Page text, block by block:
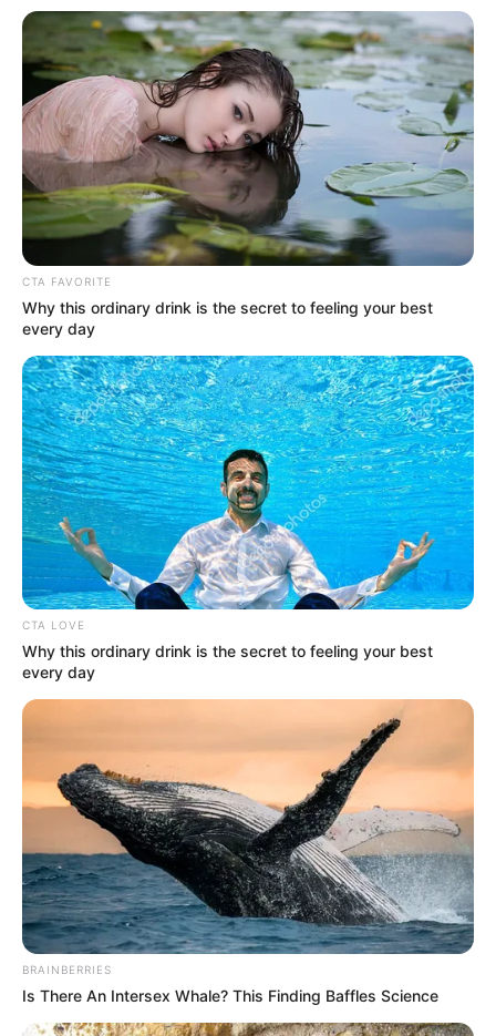
CTA FAVORITE
Why this ordinary drink is the secret to feeling your best
every day
CTA LOVE
Why this ordinary drink is the secret to feeling your best
every day
BRAINBERRIES
Is There An Intersex Whale? This Finding Baffles Science